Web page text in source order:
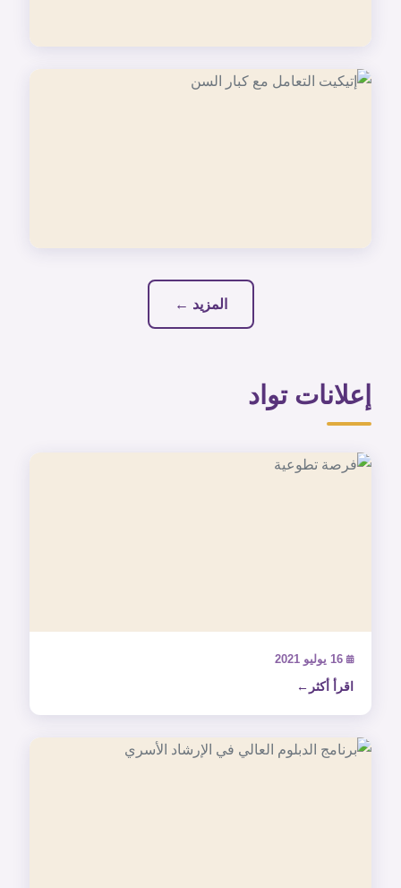
المزيد ←
إعلانات تواد
16 يوليو 2021
اقرأ أكثر